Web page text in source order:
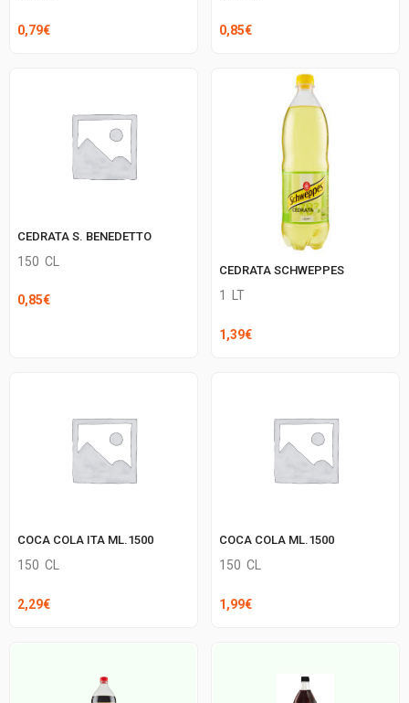
0,79€ 0,85€
CEDRATA S. BENEDETTO
150 CL
0,85€
CEDRATA SCHWEPPES
1 LT
1,39€
COCA COLA ITA ML.1500
150 CL
2,29€
COCA COLA ML.1500
150 CL
1,99€